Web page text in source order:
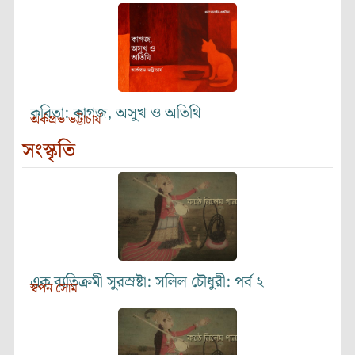
কবিতা: কাগজ, অসুখ ও অতিথি
অর্কপ্রভ ভট্টাচার্য
সংস্কৃতি
এক ব্যতিক্রমী সুরস্রষ্টা: সলিল চৌধুরী: পর্ব ২
স্বপন সোম